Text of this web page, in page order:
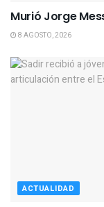
Murió Jorge
8 AGOSTO, 2026
ACTUALIDAD